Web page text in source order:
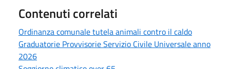
Contenuti correlati
Ordinanza comunale tutela animali contro il caldo
Graduatorie Provvisorie Servizio Civile Universale anno
2026